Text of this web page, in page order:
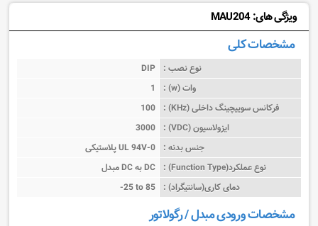
ویژگی های: MAU204
مشخصات کلی
نوع نصب : DIP
وات (w) :
1
فرکانس سوییچینگ داخلی (KHz) :
100
ایزولاسیون (VDC) :
3000
جنس بدنه : پلاستیکی UL 94V-0
نوع عملکرد(Function Type) :
مبدل DC به DC
دمای کاری(سانتیگراد) : -25 to 85
مشخصات ورودی مبدل / رگولاتور